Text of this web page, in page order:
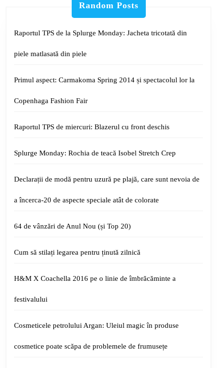
Random Posts
Raportul TPS de la Splurge Monday: Jacheta tricotată din
piele matlasată din piele
Primul aspect: Carmakoma Spring 2014 și spectacolul lor la
Copenhaga Fashion Fair
Raportul TPS de miercuri: Blazerul cu front deschis
Splurge Monday: Rochia de teacă Isobel Stretch Crep
Declarații de modă pentru uzură pe plajă, care sunt nevoia de
a încerca-20 de aspecte speciale atât de colorate
64 de vânzări de Anul Nou (și Top 20)
Cum să stilați legarea pentru ținută zilnică
H&M X Coachella 2016 pe o linie de îmbrăcăminte a
festivalului
Cosmeticele petrolului Argan: Uleiul magic în produse
cosmetice poate scăpa de problemele de frumusețe